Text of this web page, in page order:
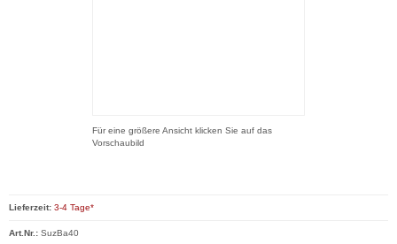
Für eine größere Ansicht klicken Sie auf das
Vorschaubild
Lieferzeit: 3-4 Tage*
Art.Nr.: SuzBa40